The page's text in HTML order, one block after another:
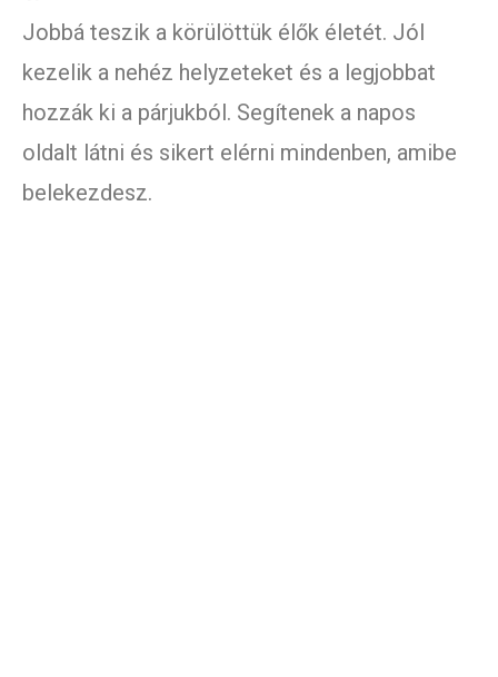
Jobbá teszik a körülöttük élők életét. Jól
kezelik a nehéz helyzeteket és a legjobbat
hozzák ki a párjukból. Segítenek a napos
oldalt látni és sikert elérni mindenben, amibe
belekezdesz.